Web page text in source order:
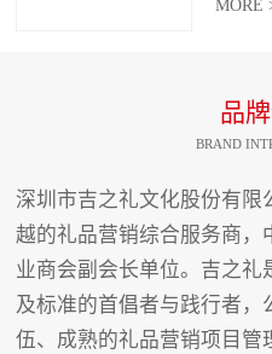
MORE
品
BRAND
深圳市吉之礼文化股份有限
越的礼品营销综合服务商，
业商会副会长单位。吉之礼
及标准的首倡者与践行者，
伍、成熟的礼品营销项目管